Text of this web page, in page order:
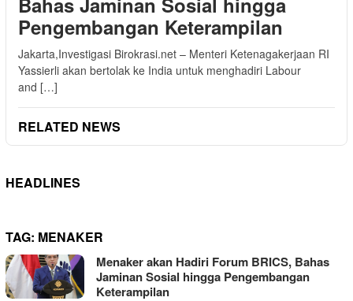
Pengembangan Keterampilan
Jakarta,Investigasi Birokrasi.net – Menteri Ketenagakerjaan RI
Yassierli akan bertolak ke India untuk menghadiri Labour
and […]
RELATED NEWS
HEADLINES
TAG: MENAKER
Menaker akan Hadiri Forum BRICS, Bahas
Jaminan Sosial hingga Pengembangan
Keterampilan